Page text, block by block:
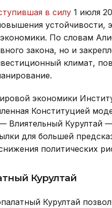
в силу 1 июля
устойчивости,
По словам
закона, но и
климат,
экономики
Конституцией
Влиятельный Курултай
для большей
политических
Курултай
Курултай